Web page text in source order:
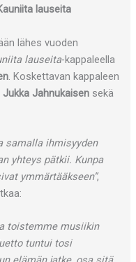
lauseita
lähes vuoden
lauseita-kappaleella
. Koskettavan kappaleen
Jukka Jahnukaisen sekä
samalla ihmisyyden
yhteys pätkii. Kunpa
ymmärtääkseen”,
toistemme musiikin
tuntui tosi